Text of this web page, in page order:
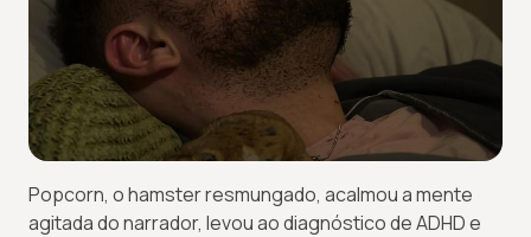
Popcorn, o hamster resmungado, acalmou a mente
agitada do narrador, levou ao diagnóstico de ADHD e